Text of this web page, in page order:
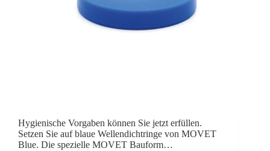
Hygienische Vorgaben können Sie jetzt erfüllen.
Setzen Sie auf blaue Wellendichtringe von MOVET
Blue. Die spezielle MOVET Bauform…